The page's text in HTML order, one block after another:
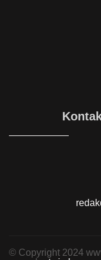
© Copyright 2024